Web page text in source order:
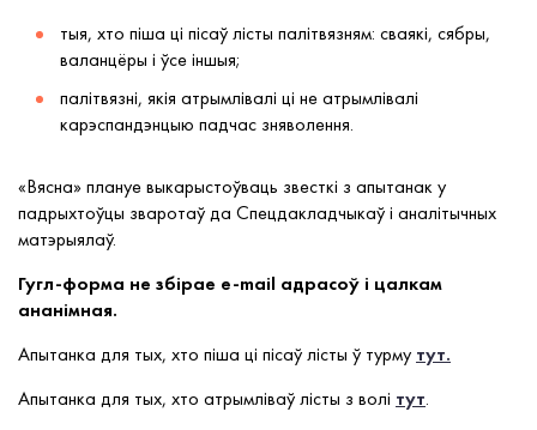
тыя, хто піша ці пісаў лісты палітвязням: сваякі, сябры,
валанцёры і ўсе іншыя;
палітвязні, якія атрымлівалі ці не атрымлівалі
карэспандэнцыю падчас зняволення.
«Вясна» плануе выкарыстоўваць звесткі з апытанак у
падрыхтоўцы зваротаў да Спецдакладчыкаў і аналітычных
матэрыялаў.
Гугл-форма не збірае e-mail адрасоў і цалкам
ананімная.
Апытанка для тых, хто піша ці пісаў лісты ў турму тут.
Апытанка для тых, хто атрымліваў лісты з волі тут.